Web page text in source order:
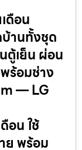
ดือน
บ้านทั้งชุด
ตู้เย็น ผ่อน
ร้อมช่าง
— LG
อน ใช้
ย พร้อม